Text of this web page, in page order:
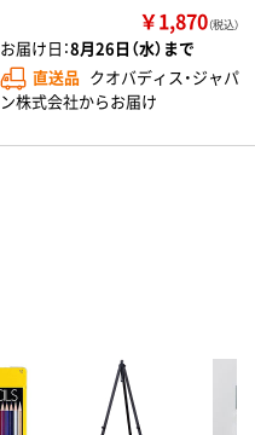
￥1,870（税込）
お届け日：8月26日（水）まで
直送品 クオバディス・ジャパ
ン株式会社からお届け